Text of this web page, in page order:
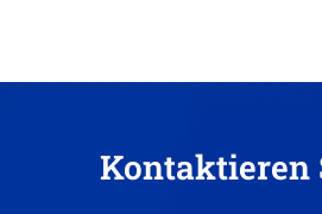
Abschnitt.Kontaktieren